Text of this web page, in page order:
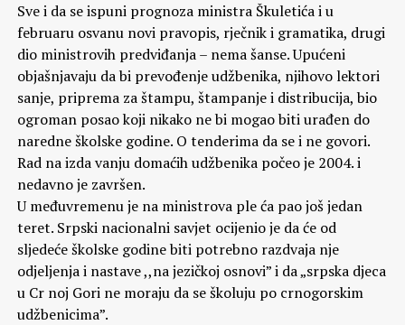
Sve i da se ispuni prognoza ministra Škuletića i u
februaru osvanu novi pravopis, rječnik i gramatika, drugi
dio ministrovih predviđanja – nema šanse. Upućeni
objašnjavaju da bi prevođenje udžbenika, njihovo lektori
sanje, priprema za štampu, štampanje i distribucija, bio
ogroman posao koji nikako ne bi mogao biti urađen do
naredne školske godine. O tenderima da se i ne govori.
Rad na izda vanju domaćih udžbenika počeo je 2004. i
nedavno je završen.
U međuvremenu je na ministrova ple ća pao još jedan
teret. Srpski nacionalni savjet ocijenio je da će od
sljedeće školske godine biti potrebno razdvaja nje
odjeljenja i nastave ,,na jezičkoj osnovi” i da „srpska djeca
u Cr noj Gori ne moraju da se školuju po crnogorskim
udžbenicima”.